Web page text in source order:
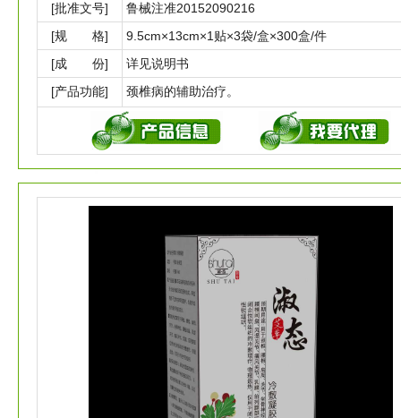
[批准文号]
鲁械注准20152090216
[规 格]
9.5cm×13cm×1贴×3袋/盒×300盒/件
[成 份]
详见说明书
[产品功能]
颈椎病的辅助治疗。